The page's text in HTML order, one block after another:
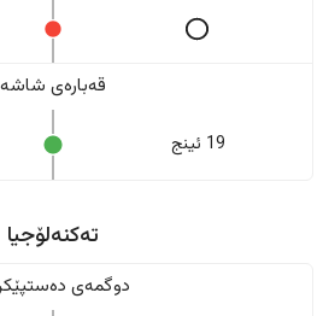
قەبارەی شاشە
19 ئینج
تەکنەلۆجیا
دوگمەی